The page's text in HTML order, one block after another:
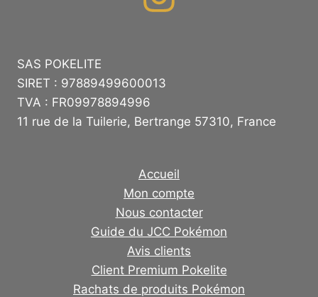
SAS POKELITE
SIRET : 97889499600013
TVA : FR09978894996
11 rue de la Tuilerie, Bertrange 57310, France
Accueil
Mon compte
Nous contacter
Guide du JCC Pokémon
Avis clients
Client Premium Pokelite
Rachats de produits Pokémon